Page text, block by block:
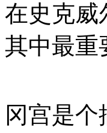
在史克威
其中最重
冈宫是